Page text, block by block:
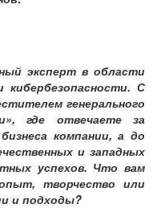
эксперт в области
С
генерального
где отвечаете за
компании, а до
и западных
успехов. Что вам
творчество или
и подходы?